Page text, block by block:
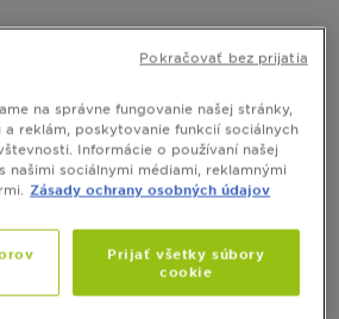
na správne fungovanie našej stránky,
a reklám, poskytovanie funkcií sociálnych
Informácie o používaní našej
našimi sociálnymi médiami, reklamnými
Zásady ochrany osobných údajov
Prijať všetky súbory
cookie
Pokračovať bez prijatia